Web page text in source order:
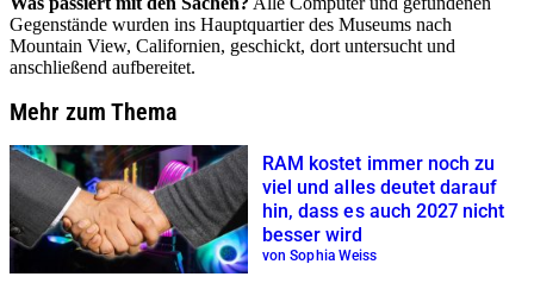
Gegenstände wurden ins Hauptquartier des Museums nach
Mountain View, Californien, geschickt, dort untersucht und
anschließend aufbereitet.
Mehr zum Thema
RAM kostet immer noch zu
viel und alles deutet darauf
hin, dass es auch 2027 nicht
besser wird
von Sophia Weiss